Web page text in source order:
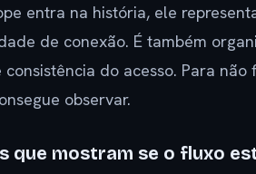
entra na história, ele
de conexão. É também
do acesso. Para
observar.
que mostram se o fluxo